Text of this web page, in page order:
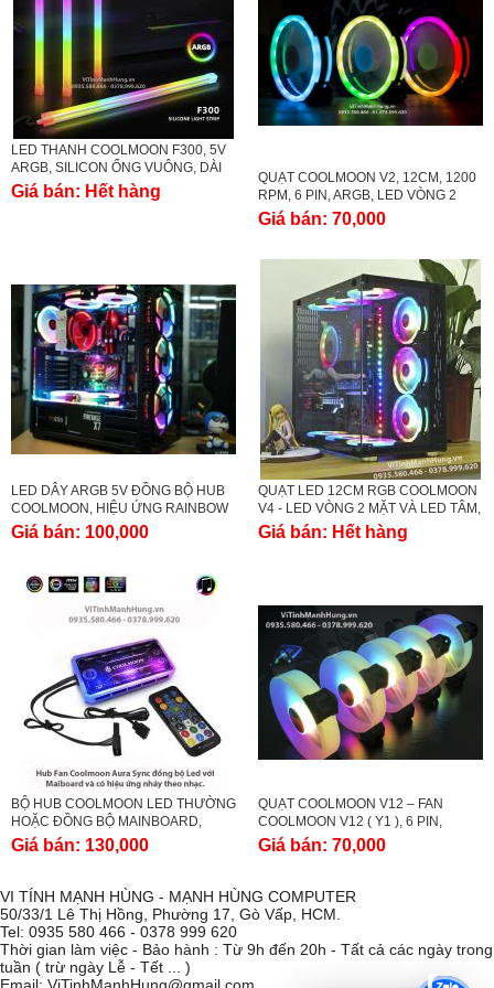
LED THANH COOLMOON F300, 5V
ARGB, SILICON ỐNG VUÔNG, DÀI
30CM, ĐỒNG BỘ MAINBOARD
HOẶC HUB COOLMOON.
Giá bán: Hết hàng
QUẠT COOLMOON V2, 12CM, 1200
RPM, 6 PIN, ARGB, LED VÒNG 2
MẶT.
Giá bán: 70,000
LED DÂY ARGB 5V ĐỒNG BỘ HUB
COOLMOON, HIỆU ỨNG RAINBOW
– AURA – LED ĐUỔI MÀU.
Giá bán: 100,000
QUẠT LED 12CM RGB COOLMOON
V4 - LED VÒNG 2 MẶT VÀ LED TÂM,
HUB CÓ LED HOẶC ĐỒNG BỘ
Giá bán: Hết hàng
BỘ HUB COOLMOON LED THƯỜNG
HOẶC ĐỒNG BỘ MAINBOARD,
DÙNG CHO QUẠT COOLMOON 6
Giá bán: 130,000
QUẠT COOLMOON V12 – FAN
COOLMOON V12 ( Y1 ), 6 PIN,
12CM, 1200RPM.
Giá bán: 70,000
VI TÍNH MẠNH HÙNG - MẠNH HÙNG COMPUTER
50/33/1 Lê Thị Hồng, Phường 17, Gò Vấp, HCM.
Tel: 0935 580 466 - 0378 999 620
Thời gian làm việc - Bảo hành : Từ 9h đến 20h - Tất cả các ngày trong
tuần ( trừ ngày Lễ - Tết ... )